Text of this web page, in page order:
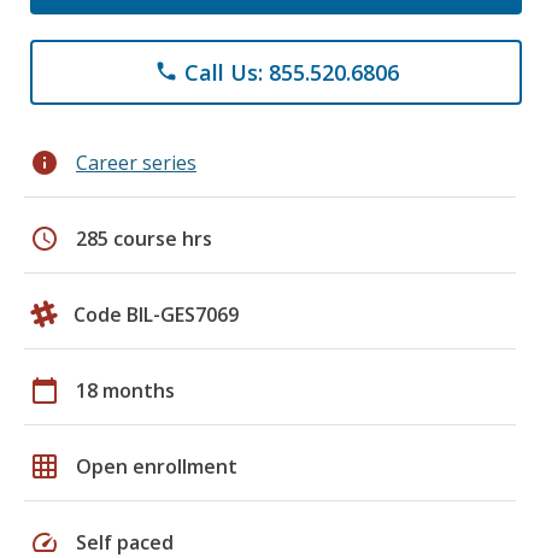
phone Call Us: 855.520.6806
info Career series
schedule 285 course hrs
Code BIL-GES7069
calendar_today 18 months
grid_on Open enrollment
speed Self paced